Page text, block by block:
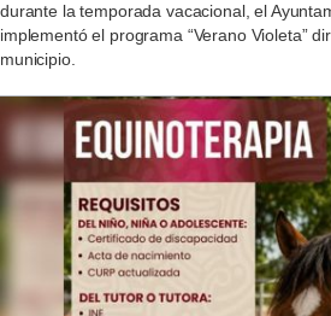
durante la temporada vacacional, el
implementó el programa “Verano Violeta”
municipio.